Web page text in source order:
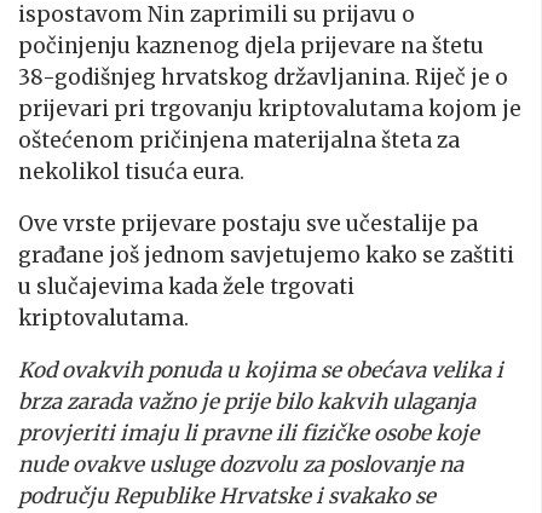
ispostavom Nin zaprimili su prijavu o
počinjenju kaznenog djela prijevare na štetu
38-godišnjeg hrvatskog državljanina. Riječ je o
prijevari pri trgovanju kriptovalutama kojom je
oštećenom pričinjena materijalna šteta za
nekolikol tisuća eura.
Ove vrste prijevare postaju sve učestalije pa
građane još jednom savjetujemo kako se zaštiti
u slučajevima kada žele trgovati
kriptovalutama.
Kod ovakvih ponuda u kojima se obećava velika i
brza zarada važno je prije bilo kakvih ulaganja
provjeriti imaju li pravne ili fizičke osobe koje
nude ovakve usluge dozvolu za poslovanje na
području Republike Hrvatske i svakako se